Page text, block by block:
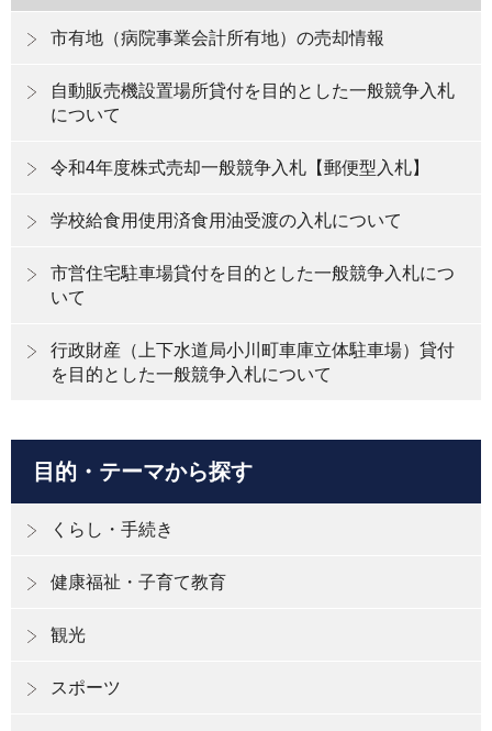
市有地（病院事業会計所有地）の売却情報
自動販売機設置場所貸付を目的とした一般競争入札
について
令和4年度株式売却一般競争入札【郵便型入札】
学校給食用使用済食用油受渡の入札について
市営住宅駐車場貸付を目的とした一般競争入札につ
いて
行政財産（上下水道局小川町車庫立体駐車場）貸付
を目的とした一般競争入札について
目的・テーマから探す
くらし・手続き
健康福祉・子育て教育
観光
スポーツ